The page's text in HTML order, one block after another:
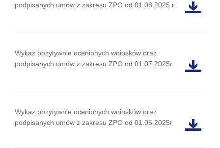
podpisanych umów z zakresu ZPO od 01.08.2025 r.
Wykaz pozytywnie ocenionych wniosków oraz
podpisanych umów z zakresu ZPO od 01.07.2025r
Wykaz pozytywnie ocenionych wniosków oraz
podpisanych umów z zakresu ZPO od 01.06.2025r